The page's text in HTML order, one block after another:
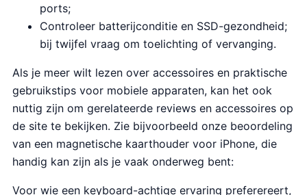
ports;
Controleer batterijconditie en SSD-gezondheid;
bij twijfel vraag om toelichting of vervanging.
Als je meer wilt lezen over accessoires en praktische
gebruikstips voor mobiele apparaten, kan het ook
nuttig zijn om gerelateerde reviews en accessoires op
de site te bekijken. Zie bijvoorbeeld onze beoordeling
van een magnetische kaarthouder voor iPhone, die
handig kan zijn als je vaak onderweg bent:
Voor wie een keyboard-achtige ervaring preferereert,